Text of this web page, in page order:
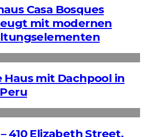
Casa Bosques
mit modernen
Haus mit Dachpool in
410 Elizabeth Street,